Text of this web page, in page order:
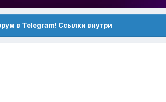
в Telegram! Ссылки внутри